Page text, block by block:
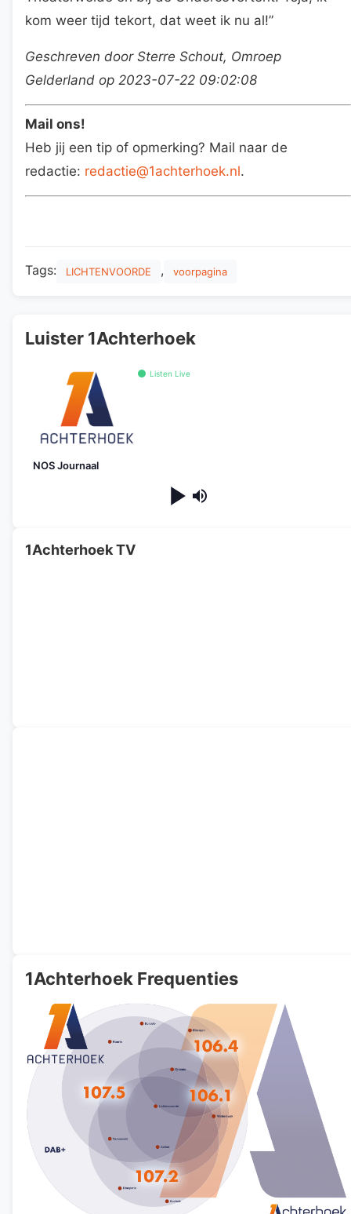
kom weer tijd tekort, dat weet ik nu al!”
Geschreven door Sterre Schout, Omroep
Gelderland op 2023-07-22 09:02:08
Mail ons!
Heb jij een tip of opmerking? Mail naar de
redactie: redactie@1achterhoek.nl.
Tags: LICHTENVOORDE , voorpagina
Luister 1Achterhoek
Listen Live
NOS Journaal
1Achterhoek TV
1Achterhoek Frequenties